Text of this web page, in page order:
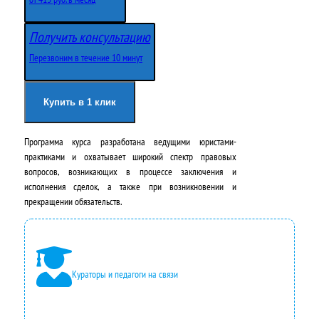
в
о
ч
а
л
ь
н
а
я
ц
е
у
щ
я
ц
е
н
а
:
Получить консультацию
Перезвоним в течение 10 минут
Купить в 1 клик
Программа курса разработана ведущими юристами-
практиками и охватывает широкий спектр правовых
вопросов, возникающих в процессе заключения и
исполнения сделок, а также при возникновении и
прекращении обязательств.
Кураторы и педагоги на связи